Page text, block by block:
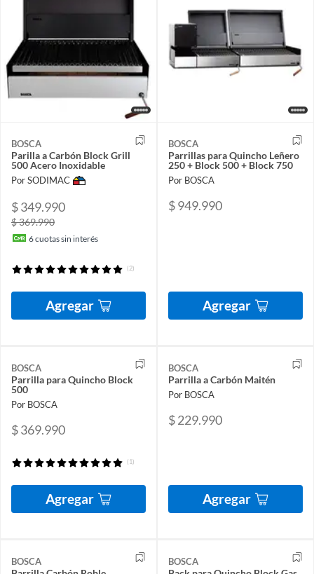
BOSCA
Parilla a Carbón Block Grill
500 Acero Inoxidable
Por SODIMAC
$ 349.990
$ 369.990
6cuotas sin interés
(2)
Agregar
BOSCA
Parrillas para Quincho Leñero
250 + Block 500 + Block 750
Por BOSCA
$ 949.990
Agregar
BOSCA
Parrilla para Quincho Block
500
Por BOSCA
$ 369.990
(1)
Agregar
BOSCA
Parrilla a Carbón Maitén
Por BOSCA
$ 229.990
Agregar
BOSCA BOSCA